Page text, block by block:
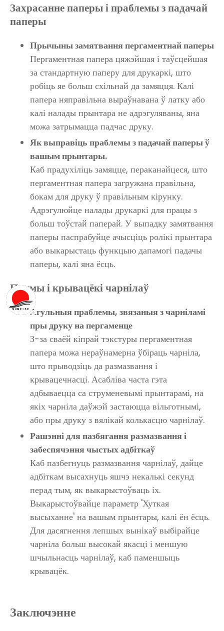
Захрасанне паперы і праблемы з падачай
паперы
Прычыны замятвання пергаментнай паперы
Пергаментная папера цяжэйшая і таўсцейшая
за стандартную паперу для друкаркі, што
робіць яе больш схільнай да замяцця. Калі
папера няправільна выраўнавана ў латку або
калі налады прынтара не адрэгуляваны, яна
можа затрымацца падчас друку.
Як выправіць праблемы з падачай паперы ў
вашым прынтары.
Каб прадухіліць замяцце, пераканайцеся, што
пергаментная папера загружана правільна,
бокам для друку ў правільным кірунку.
Адрэгулюйце налады друкаркі для працы з
больш тоўстай паперай. У выпадку замятвання
паперы паспрабуйце ачысціць ролікі прынтара
або выкарыстаць функцыю дапамогі падачы
паперы, калі яна ёсць.
Плямы і крывацёкі чарнілаў
Агульныя праблемы, звязаныя з чарніламі
пры друку на пергаменце
З-за сваёй кіпрай тэкстуры пергаментная
папера можа нераўнамерна ўбіраць чарніла,
што прыводзіць да размазвання і
крывацечнасці. Асабліва часта гэта
адбываецца са струменевымі прынтарамі, на
якіх чарніла даўжэй застаюцца вільготнымі,
або пры друку з вялікай колькасцю чарнілаў.
Рашэнні для пазбягання размазвання і
забеспячэння чыстых адбіткаў
Каб пазбегнуць размазвання чарнілаў, дайце
адбіткам высахнуць яшчэ некалькі секунд
перад тым, як выкарыстоўваць іх.
Выкарыстоўвайце параметр 'Хуткая
высыханне' на вашым прынтары, калі ён ёсць.
Для дасягнення лепшых вынікаў выбірайце
чарніла больш высокай якасці і меншую
шчыльнасць чарнілаў, каб паменшыць
крывацёк.
Заключэнне